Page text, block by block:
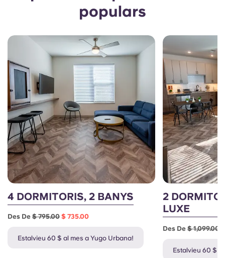
populars
4 DORMITORIS, 2 BANYS
Des De $ 795.00 $ 735.00
Estalvieu 60 $ al mes a Yugo Urbana!
2
LUXE
Des De$ 1,099.00
Estalvieu 60 $